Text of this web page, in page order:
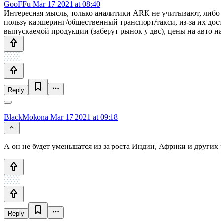
GooFFu Mar 17 2021 at 08:40
Интересная мысль, только аналитики ARK не учитывают, либо
пользу каршеринг/общественный транспорт/такси, из-за их
выпускаемой продукции (заберут рынок у двс), цены на авто
Reply
BlackMokona Mar 17 2021 at 09:18
А он не будет уменьшатся из за роста Индии, Африки и
Reply